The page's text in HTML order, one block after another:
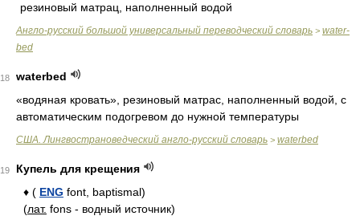
резиновый матрац, наполненный водой
Англо-русский большой универсальный переводческий словарь > water-
bed
18
waterbed
«водяная кровать», резиновый матрас, наполненный водой, с
автоматическим подогревом до нужной температуры
США. Лингвострановедческий англо-русский словарь > waterbed
19
Купель для крещения
♦ ( ENG font, baptismal)
(лат. fons - водный источник)